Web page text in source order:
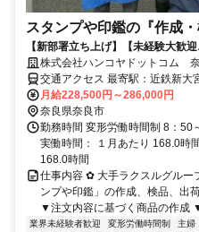
スタンプや印鑑の『作成
【新部署立ち上げ】【未経験大歓
スタッフ大募集✨正社員7名採用予
株式会社ハンコヤドットコム
交通アクセス 最寄駅：近鉄新大宮駅 近鉄新大宮駅から徒歩3
記地域からご勤務も大歓迎です！ 大阪市、大和郡山市、生駒市、木
津川市、東大阪市、天理市、橿
月給228,500円～286,000円
奈良県奈良市
勤務時間 変形労働時間制 8：50
実働時間： １月あたり 168.0時
168.0時間
仕事内容 ✿ 大手ラクスルグルー
ンプや印鑑」の作成、検品、出
▼注文内容に基づく商品の作成
業界未経験者歓迎 変形労働時間制 主婦